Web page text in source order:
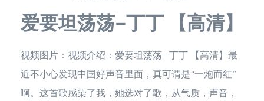
爱要坦荡荡–丁丁 【高清】
视频图片：视频介绍：爱要坦荡荡--丁丁 【高清】最
近不小心发现中国好声音里面，真可谓是“一炮而红”
啊。这首歌感染了我，她选对了歌，从气质，声音，